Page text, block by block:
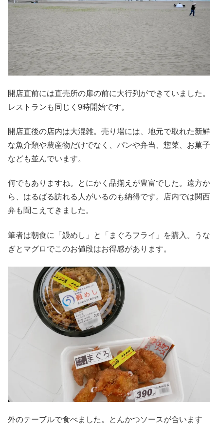
開店直前には直売所の扉の前に大行列ができていました。
レストランも同じく9時開始です。
開店直後の店内は大混雑。売り場には、地元で取れた新鮮
な魚介類や農産物だけでなく、パンや弁当、惣菜、お菓子
なども並んでいます。
何でもありますね。とにかく品揃えが豊富でした。遠方か
ら、はるばる訪れる人がいるのも納得です。店内では関西
弁も聞こえてきました。
筆者は朝食に「鰻めし」と「まぐろフライ」を購入。うな
ぎとマグロでこのお値段はお得感があります。
外のテーブルで食べました。とんかつソースが合います